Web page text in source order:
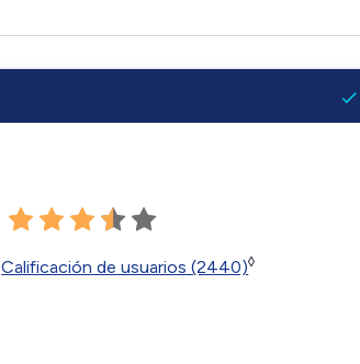
Calificación de usuarios (2440)◊